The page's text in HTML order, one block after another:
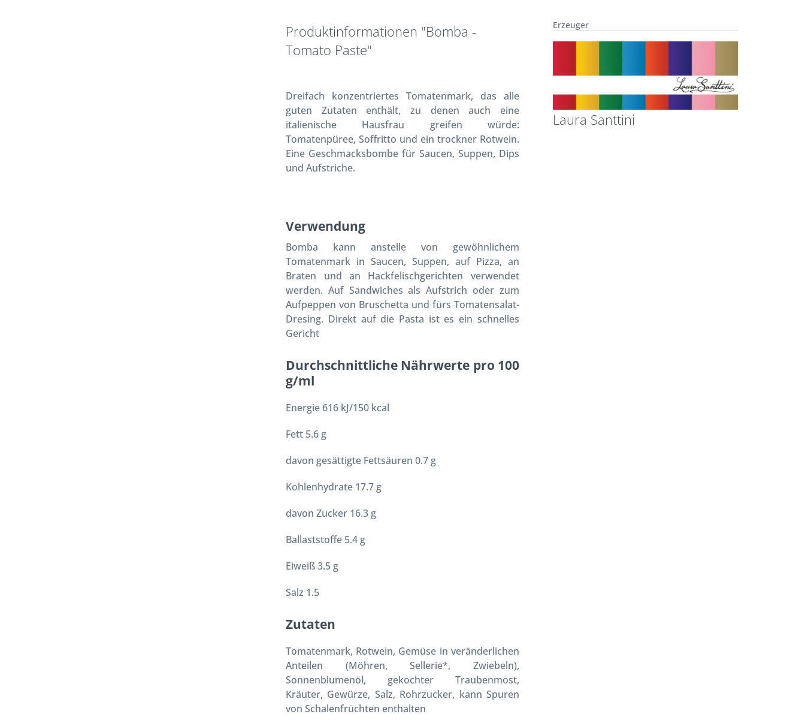
Produktinformationen "Bomba -
Tomato Paste"
Dreifach konzentriertes Tomatenmark, das alle
guten Zutaten enthält, zu denen auch eine
italienische Hausfrau greifen würde:
Tomatenpüree, Soffritto und ein trockner Rotwein.
Eine Geschmacksbombe für Saucen, Suppen, Dips
und Aufstriche.
Verwendung
Bomba kann anstelle von gewöhnlichem
Tomatenmark in Saucen, Suppen, auf Pizza, an
Braten und an Hackfelischgerichten verwendet
werden. Auf Sandwiches als Aufstrich oder zum
Aufpeppen von Bruschetta und fürs Tomatensalat-
Dresing. Direkt auf die Pasta ist es ein schnelles
Gericht
Durchschnittliche Nährwerte pro 100
g/ml
Energie 616 kJ/150 kcal
Fett 5.6 g
davon gesättigte Fettsäuren 0.7 g
Kohlenhydrate 17.7 g
davon Zucker 16.3 g
Ballaststoffe 5.4 g
Eiweiß 3.5 g
Salz 1.5
Zutaten
Tomatenmark, Rotwein, Gemüse in veränderlichen
Anteilen (Möhren, Sellerie*, Zwiebeln),
Sonnenblumenöl, gekochter Traubenmost,
Kräuter, Gewürze, Salz, Rohrzucker, kann Spuren
von Schalenfrüchten enthalten
Erzeuger
Laura Santtini